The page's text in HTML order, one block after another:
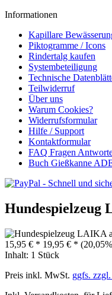
Informationen
Kapillare
Piktogramme / Icons
Rindertalg kaufen
Systembeteiligung
Technische
Teilwiderruf
Über uns
Warum Cookies?
Widerrufsformular
Hilfe / Support
Kontaktformular
FAQ Fragen
Buch Gießkanne
Hundespielzeug
15,95 € * 19,95 € *
Inhalt: 1 Stück
Preis inkl. MwSt. ggfs.